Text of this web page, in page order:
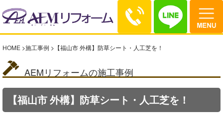
HOME >施工事例 > 【福山市 外構】防草シート・人工芝を！
AEMリフォームの施工事例
【福山市 外構】防草シート・人工芝を！